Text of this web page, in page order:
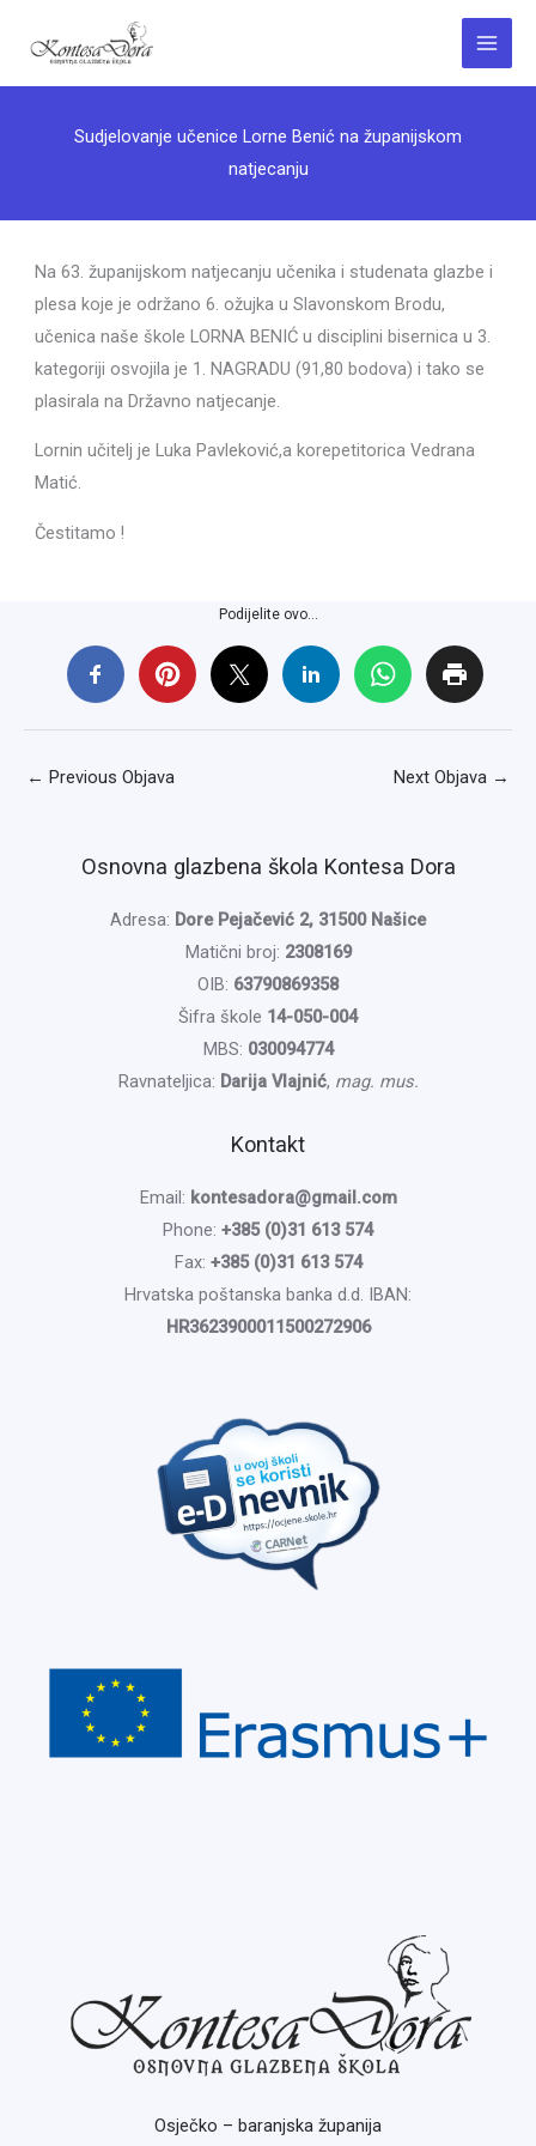
Main
Sudjelovanje učenice Lorne Benić na županijskom
natjecanju
Na 63. županijskom natjecanju učenika i studenata glazbe i
plesa koje je održano 6. ožujka u Slavonskom Brodu,
učenica naše škole LORNA BENIĆ u disciplini bisernica u 3.
kategoriji osvojila je 1. NAGRADU (91,80 bodova) i tako se
plasirala na Državno natjecanje.
Lornin učitelj je Luka Pavleković,a korepetitorica Vedrana
Matić.
Čestitamo !
Podijelite ovo...
← Previous Objava Next Objava →
Osnovna glazbena škola Kontesa Dora
Adresa: Dore Pejačević 2, 31500 Našice
Matični broj: 2308169
OIB: 63790869358
Šifra škole 14-050-004
MBS: 030094774
Ravnateljica: Darija Vlajnić, mag. mus.
Kontakt
Email: kontesadora@gmail.com
Phone: +385 (0)31 613 574
Fax: +385 (0)31 613 574
Hrvatska poštanska banka d.d. IBAN:
HR3623900011500272906
Osječko – baranjska županija